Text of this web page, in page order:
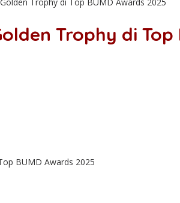
Trophy di Top BUMD Awards 2025
Trophy di
BUMD Awards 2025